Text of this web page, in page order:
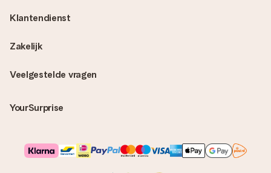
Veelgestelde vragen
YourSurprise
Klantendienst
Zakelijk